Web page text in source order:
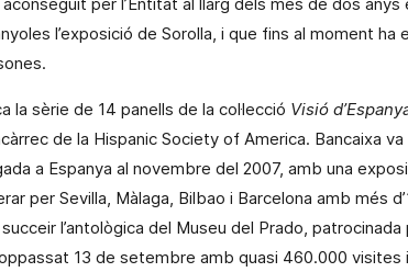
l’exposició de Sorolla, i que fins al moment ha
sèrie de 14 panells de la col·lecció Visió
de la Hispanic Society of America. Bancaixa va
a Espanya al novembre del 2007, amb una
per Sevilla, Màlaga, Bilbao i Barcelona amb més
l’antològica del Museu del Prado, patrocinada
13 de setembre amb quasi 460.000 visites